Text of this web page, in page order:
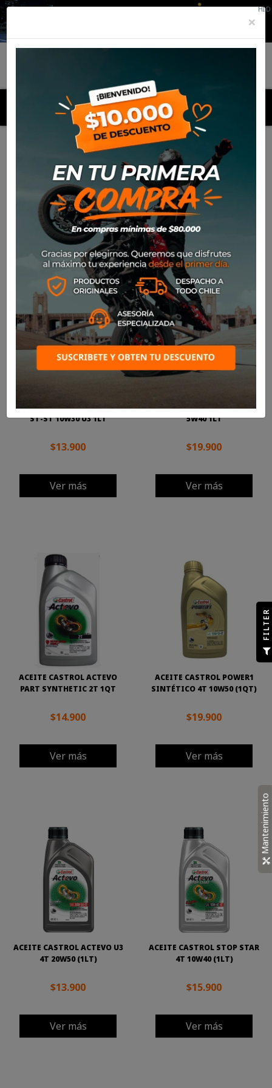
MENU
Castrol
Listado de productos por marca
Castrol
Más nuevos
Mostrando 1-9 de 9 artículo(s)
ACEITE CASTROL ACTEVO
ST-ST 10W30 U3 1LT
$13.900
Ver más
ACEITE CASTROL POWER1
5W40 1LT
$19.900
Ver más
ACEITE CASTROL ACTEVO
PART SYNTHETIC 2T 1QT
$14.900
Ver más
ACEITE CASTROL POWER1
SINTÉTICO 4T 10W50 (1QT)
$19.900
Ver más
ACEITE CASTROL ACTEVO U3
4T 20W50 (1LT)
$13.900
Ver más
ACEITE CASTROL STOP STAR
4T 10W40 (1LT)
$15.900
Ver más
×
Mantenimiento
R